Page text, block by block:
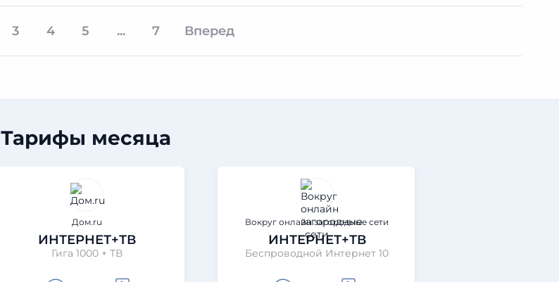
3 4 5 ... 7 Вперед
Тарифы месяца
Дом.ru
ИНТЕРНЕТ+ТВ
Гига 1000 + ТВ
Вокруг онлайн загородные сети
ИНТЕРНЕТ+ТВ
Беспроводной Интернет 10